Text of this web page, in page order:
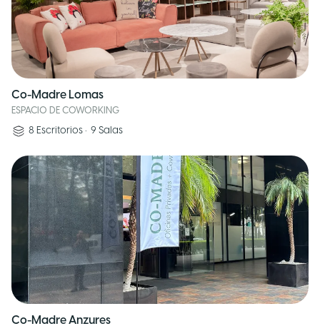
Co-Madre Lomas
ESPACIO DE COWORKING
8 Escritorios • 9 Salas
Co-Madre Anzures